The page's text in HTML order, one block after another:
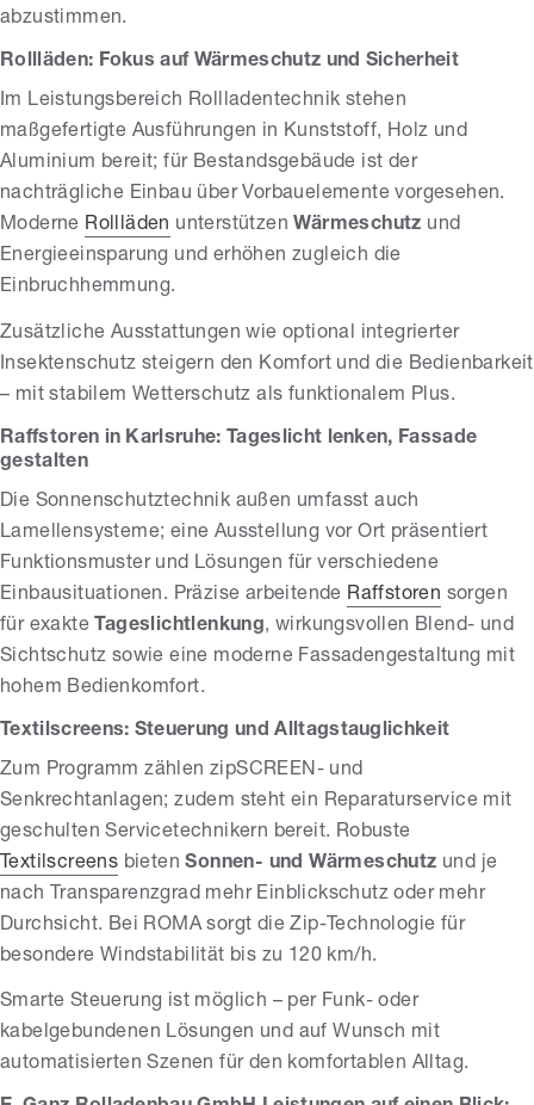
abzustimmen.
Rollläden: Fokus auf Wärmeschutz und Sicherheit
Im Leistungsbereich Rollladentechnik stehen
maßgefertigte Ausführungen in Kunststoff, Holz und
Aluminium bereit; für Bestandsgebäude ist der
nachträgliche Einbau über Vorbauelemente vorgesehen.
Moderne Rollläden unterstützen Wärmeschutz und
Energieeinsparung und erhöhen zugleich die
Einbruchhemmung.
Zusätzliche Ausstattungen wie optional integrierter
Insektenschutz steigern den Komfort und die Bedienbarkeit
– mit stabilem Wetterschutz als funktionalem Plus.
Raffstoren in Karlsruhe: Tageslicht lenken, Fassade
gestalten
Die Sonnenschutztechnik außen umfasst auch
Lamellensysteme; eine Ausstellung vor Ort präsentiert
Funktionsmuster und Lösungen für verschiedene
Einbausituationen. Präzise arbeitende Raffstoren sorgen
für exakte Tageslichtlenkung, wirkungsvollen Blend- und
Sichtschutz sowie eine moderne Fassadengestaltung mit
hohem Bedienkomfort.
Textilscreens: Steuerung und Alltagstauglichkeit
Zum Programm zählen zipSCREEN- und
Senkrechtanlagen; zudem steht ein Reparaturservice mit
geschulten Servicetechnikern bereit. Robuste
Textilscreens bietenSonnen- und Wärmeschutz und je
nach Transparenzgrad mehr Einblickschutz oder mehr
Durchsicht. Bei ROMA sorgt die Zip-Technologie für
besondere Windstabilität bis zu 120 km/h.
Smarte Steuerung ist möglich – per Funk- oder
kabelgebundenen Lösungen und auf Wunsch mit
automatisierten Szenen für den komfortablen Alltag.